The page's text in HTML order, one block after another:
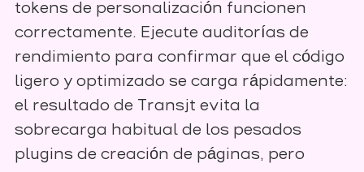
tokens de personalización funcionen
correctamente. Ejecute auditorías de
rendimiento para confirmar que el código
ligero y optimizado se carga rápidamente:
el resultado de Transjt evita la
sobrecarga habitual de los pesados
plugins de creación de páginas, pero